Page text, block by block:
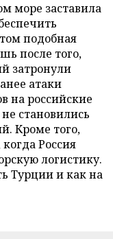
море заставила
подобная
после того,
затронули
атаки
на российские
становились
Кроме того,
Россия
логистику.
Турции и как на